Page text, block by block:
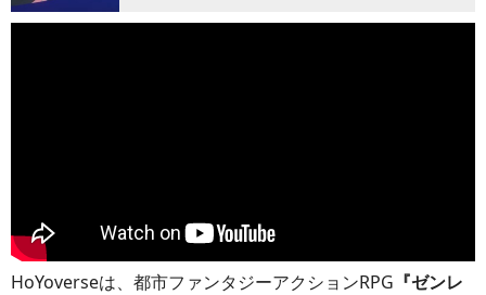
HoYoverseは、都市ファンタジーアクションRPG 『ゼンレ